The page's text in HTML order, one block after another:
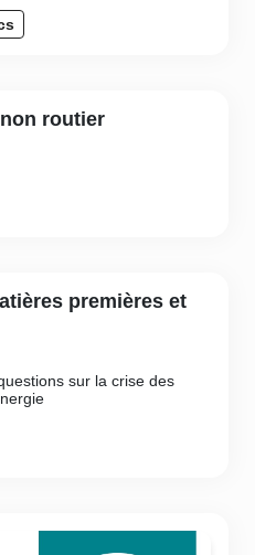
non routier
premières et
sur la crise des